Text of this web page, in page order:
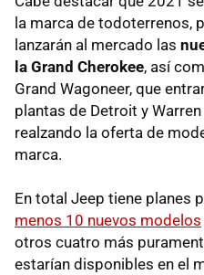
la marca de todoterrenos,
lanzarán al mercado las
la Grand Cherokee, así
Grand Wagoneer, que
plantas de Detroit y
realzando la oferta de
marca.
En total Jeep tiene planes
menos 10 nuevos modelos
otros cuatro más
estarían disponibles en el